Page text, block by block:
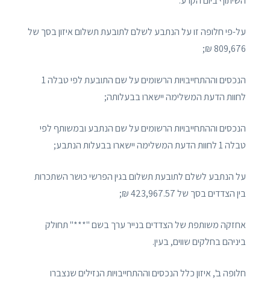
על-פי חלופה זו על הנתבע לשלם לתובעת תשלום איזון בסך של
809,676 ₪;
הנכסים וההתחייבויות הרשומים על שם התובעת לפי טבלה 1
לחוות הדעת המשלימה יישארו בבעלותה;
הנכסים וההתחייבויות הרשומים על שם הנתבע ובמשותף לפי
טבלה 1 לחוות הדעת המשלימה יישארו בבעלות הנתבע;
על הנתבע לשלם לתובעת תשלום בגין הפרשי כושר השתכרות
בין הצדדים בסך של 423,967.57 ₪;
אחזקה משותפת של הצדדים בנייר ערך בשם "***" תחולק
ביניהם בחלקים שווים, בעין.
חלופה ב', איזון כלל הנכסים וההתחייבויות הנזילים שנצברו